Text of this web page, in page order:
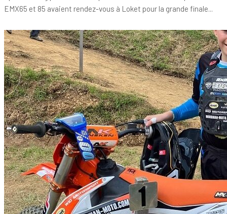
EMX65 et 85 avaient rendez-vous à Loket pour la grande finale...